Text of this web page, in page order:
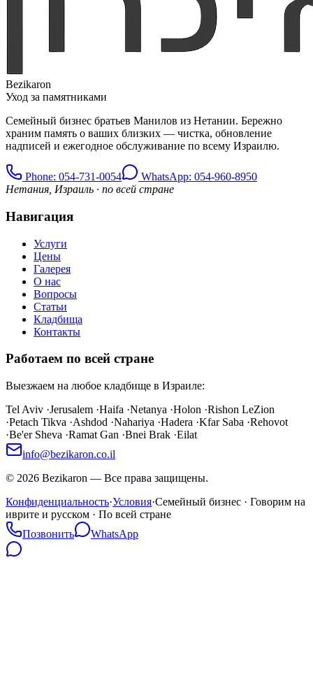
Bezikaron
Уход за памятниками
Семейный бизнес братьев Манилов из Нетании. Бережно
храним память о ваших близких — чистка, обновление
надписей и ежегодное обслуживание по всему Израилю.
Phone: 054-731-0054
WhatsApp: 054-960-8950
Нетания, Израиль · по всей стране
Навигация
Услуги
Цены
Галерея
О нас
Вопросы
Статьи
Кладбища
Контакты
Работаем по всей стране
Выезжаем на любое кладбище в Израиле:
Tel Aviv ·Jerusalem ·Haifa ·Netanya ·Holon ·Rishon LeZion
·Petach Tikva ·Ashdod ·Nahariya ·Hadera ·Kfar Saba ·Rehovot
·Be'er Sheva ·Ramat Gan ·Bnei Brak ·Eilat
info@bezikaron.co.il
© 2026 Bezikaron — Все права защищены.
Конфиденциальность·Условия·Семейный бизнес · Говорим на
иврите и русском · По всей стране
Позвонить
WhatsApp